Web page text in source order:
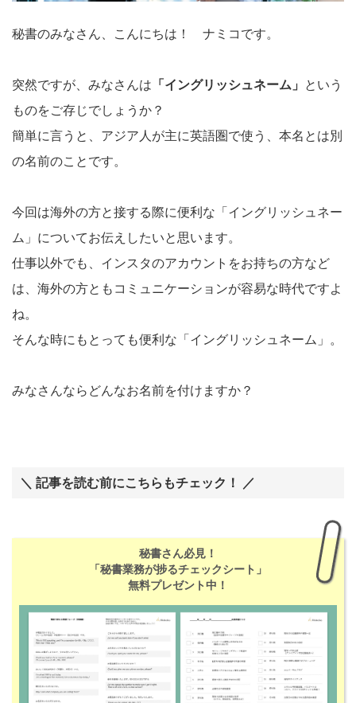
秘書のみなさん、こんにちは！ ナミコです。
突然ですが、みなさんは 「イングリッシュネーム」
という
ものをご存じでしょうか？
簡単に言うと、アジア人が主に英語圏で使う、本名とは別
の名前のことです。
今回は海外の方と接する際に便利な「イングリッシュネー
ム」についてお伝えしたいと思います。
仕事以外でも、インスタのアカウントをお持ちの方など
は、海外の方ともコミュニケーションが容易な時代ですよ
ね。
そんな時にもとっても便利な「イングリッシュネーム」。
みなさんならどんなお名前を付けますか？
＼ 記事を読む前にこちらもチェック！ ／
秘書さん必見！
「秘書業務が捗るチェックシート」
無料プレゼント中！